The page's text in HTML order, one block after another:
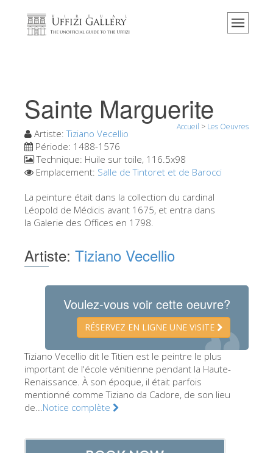
Accueil
Événements et expositions
L' avis des visiteurs
Contact
Explorer la Galerie
Réserver
Visite virtuelle
Les Salles
Les Artistes
Les nouvelles salles
Les autres Musées
Le Musée national du Bargello
Galerie de l'Académie
La Galerie Palatine
Le Musée de San Marco
Sainte Marguerite
Accueil > Les Oeuvres
Artiste:Tiziano Vecellio
Période: 1488-1576
Technique: Huile sur toile, 116.5x98
Emplacement: Salle de Tintoret et de Barocci
La peinture était dans la collection du cardinal
Léopold de Médicis avant 1675, et entra dans
la Galerie des Offices en 1798.
Artiste: Tiziano Vecellio
Voulez-vous voir cette oeuvre?
RÉSERVEZ EN LIGNE UNE VISITE
Tiziano Vecellio dit le Titien est le peintre le plus
important de l'école vénitienne pendant la Haute-
Renaissance. À son époque, il était parfois
mentionné comme Tiziano da Cadore, de son lieu
de...Notice complète